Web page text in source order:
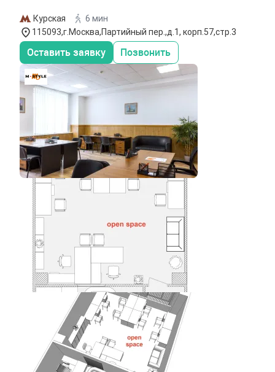
Курская
6 мин
115093,г.Москва,Партийный пер.,д.1, корп.57,стр.3
Оставить заявку Позвонить